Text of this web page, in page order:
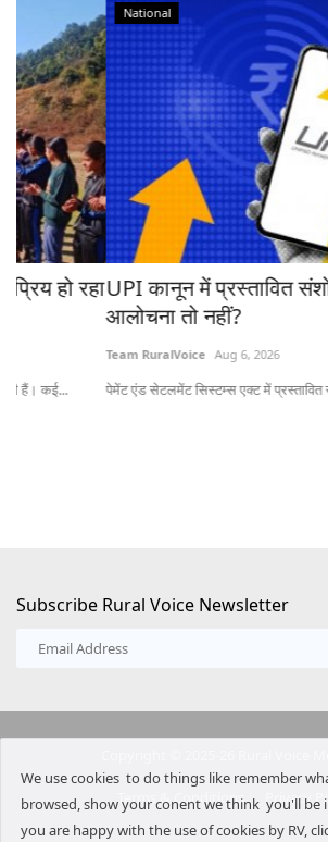
UPI कानून में प्रस्तावित संशोधन के पीछे
आलोचना तो नहीं?
Team RuralVoice Aug 6, 2026
पेमेंट एंड सेटलमेंट सिस्टम्स एक्ट में प्रस्तावित संशोधन से भविष्य
Subscribe Rural Voice Newsletter
Terms & Conditions Privacy
We use cookies to do things like remember
browsed, show your conent we think you'll be
you are happy with the use of cookies by RV,